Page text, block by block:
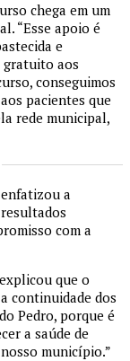
chega em um
“Esse apoio é
e
gratuito aos
conseguimos
pacientes que
rede municipal,
a
com a
que o
continuidade dos
Pedro, porque é
a saúde de
município.”